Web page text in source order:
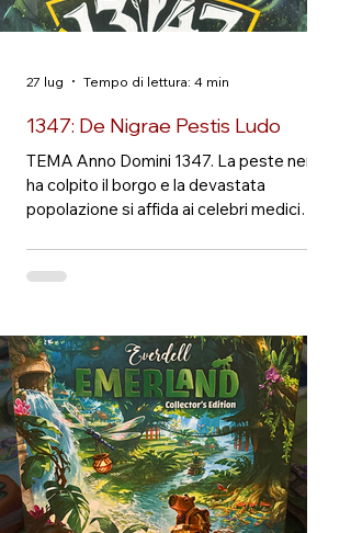
1347: De Nigrae Pestis Ludo
TEMA Anno Domini 1347. La peste nera
ha colpito il borgo e la devastata
popolazione si affida ai celebri medici
gioco sembrano interessarsi alla salute
pubblica e al proprio prestigio personale
appestati, accumulare ricchezze e
diventare il medico più importante della
città. Per raggiungere un obiettivo tanto
nobile, sono ammessi anche furti e
sabotaggi ne
27 lug Tempo di lettura: 4 min